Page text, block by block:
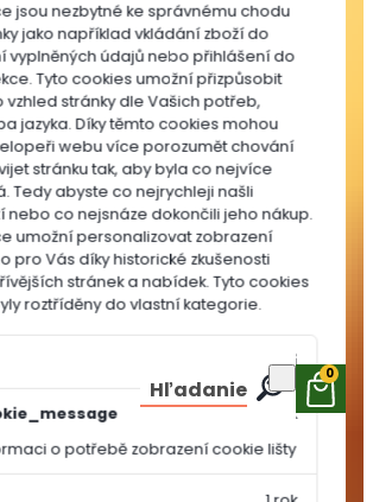
jsou nezbytné ke správnému chodu
jako například vkládání zboží do
vyplněných údajů nebo přihlášení do
Tyto cookies umožní přizpůsobit
stránky dle Vašich potřeb,
jazyka. Díky těmto cookies mohou
webu více porozumět chování
stránku tak, aby byla co nejvíce
Tedy abyste co nejrychleji našli
nebo co nejsnáze dokončili jeho nákup.
umožní personalizovat zobrazení
pro Vás díky historické zkušenosti
stránek a nabídek. Tyto cookies
roztříděny do vlastní kategorie.
Vypršení
o potřebě zobrazení cookie lišty
1 rok
substrátů
MULČOVACÍ
Hľadanie
0